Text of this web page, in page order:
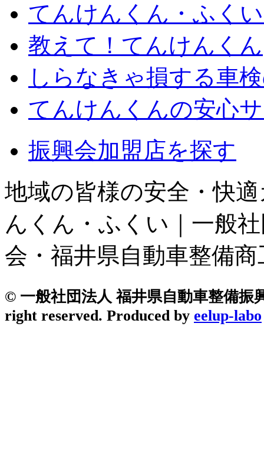
てんけんくん・ふく
教えて！てんけんくん
しらなきゃ損する車
てんけんくんの安心
振興会加盟店を探す
地域の皆様の安全・快
んくん・ふくい｜一般
会・福井県自動車整備商
© 一般社団法人 福井県自動車整備振
right reserved. Produced by eelup-labo